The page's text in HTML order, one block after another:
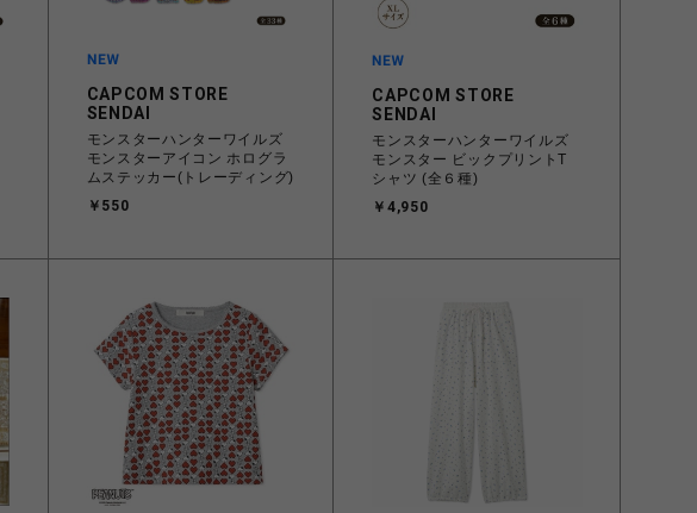
CAPCOM STORE
SENDAI
モンスターハンターワイルズ
モンスターアイコン ホログラ
ムステッカー(トレーディング)
￥550
CAPCOM STORE
SENDAI
モンスターハンターワイルズ
モンスター ビックプリントT
シャツ (全６種)
￥4,950